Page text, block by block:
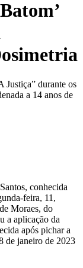
Justiça” durante os
a 14 anos de
conhecida
feira, 11,
Moraes, do
a aplicação da
após pichar a
de janeiro de 2023